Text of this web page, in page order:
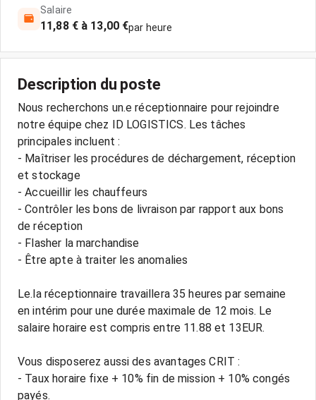
Salaire
11,88 € à 13,00 €par heure
Description du poste
Nous recherchons un.e réceptionnaire pour rejoindre
notre équipe chez ID LOGISTICS. Les tâches
principales incluent :
- Maîtriser les procédures de déchargement, réception
et stockage
- Accueillir les chauffeurs
- Contrôler les bons de livraison par rapport aux bons
de réception
- Flasher la marchandise
- Être apte à traiter les anomalies
Le.la réceptionnaire travaillera 35 heures par semaine
en intérim pour une durée maximale de 12 mois. Le
salaire horaire est compris entre 11.88 et 13EUR.
Vous disposerez aussi des avantages CRIT :
- Taux horaire fixe + 10% fin de mission + 10% congés
payés.